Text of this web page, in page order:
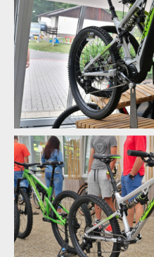
Rock Machine 2020 - nové
Rock Machine 2020 - nové
Rock Machine 2020 - nové